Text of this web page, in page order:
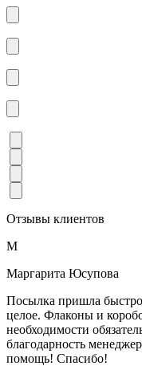
Отзывы клиентов
М
Маргарита Юсупова
Посылка пришла
целое. Флаконы и
необходимости
благодарность
помощь! Спасибо!